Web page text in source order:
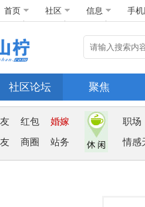
首页 社区 信息 手机
社区论坛 聚焦
红包 婚嫁
商圈 站务
职场
情感